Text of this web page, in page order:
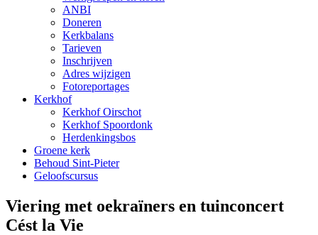
ANBI
Doneren
Kerkbalans
Tarieven
Inschrijven
Adres wijzigen
Fotoreportages
Kerkhof
Kerkhof Oirschot
Kerkhof Spoordonk
Herdenkingsbos
Groene kerk
Behoud Sint-Pieter
Geloofscursus
Viering met oekraïners en tuinconcert
Cést la Vie